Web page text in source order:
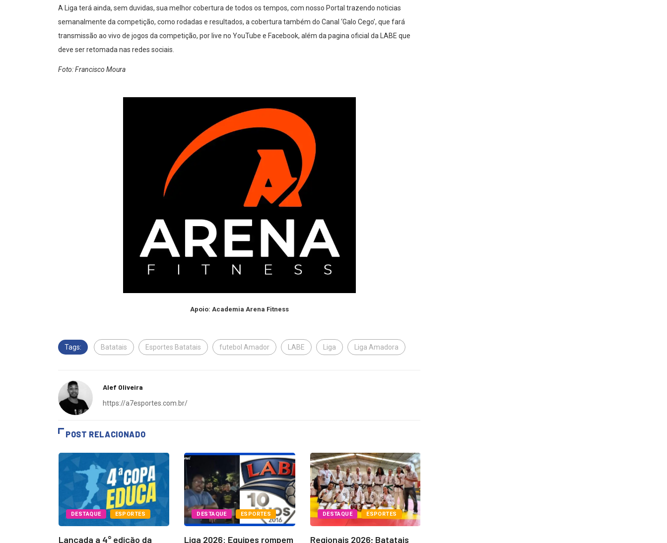
A Liga terá ainda, sem duvidas, sua melhor cobertura de todos os tempos, com nosso Portal trazendo noticias
semanalmente da competição, como rodadas e resultados, a cobertura também do Canal ‘Galo Cego’, que fará
transmissão ao vivo de jogos da competição, por live no YouTube e Facebook, além da pagina oficial da LABE que
deve ser retomada nas redes sociais.
Foto: Francisco Moura
Apoio: Academia Arena Fitness
Tags: Batatais Esportes Batatais futebol Amador LABE Liga Liga Amadora
Alef Oliveira
https://a7esportes.com.br/
POST RELACIONADO
DESTAQUE ESPORTES
Lançada a 4° edição da
DESTAQUE ESPORTES
Liga 2026: Equipes rompem
DESTAQUE ESPORTES
Regionais 2026; Batatais